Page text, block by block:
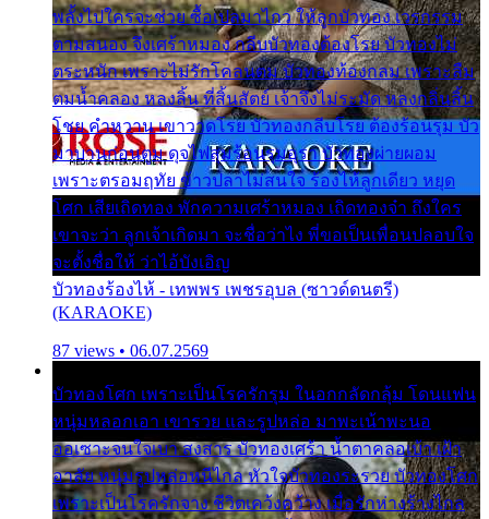
พลั้งไปใครจะช่วย ซื้อเปลมาไกว ให้ลูกบัวทอง เวรกรรม
ตามสนอง จึงเศร้าหมอง กลีบบัวทองต้องโรย บัวทองไม่
ตระหนัก เพราะไม่รักโคลนตม บัวทองท้องกลม เพราะลืม
ตมน้ำคลอง หลงลิ้น ที่สิ้นสัตย์ เจ้าจึงไม่ระมัด หลงกลิ่นลิ้น
โชย คำหวาน เขาวาดโรย บัวทองกลีบโรย ต้องร้อนรุม บัว
มาบานก่อนตูม ดุจไฟสุมร้อนรุมอุรา บัวทองผ่ายผอม
เพราะตรอมฤทัย ข้าวปลาไม่สนใจ ร้องไห้ลูกเดียว หยุด
โศก เสียเถิดทอง พักความเศร้าหมอง เถิดทองจ๋า ถึงใคร
เขาจะว่า ลูกเจ้าเกิดมา จะชื่อว่าไง พี่ขอเป็นเพื่อนปลอบใจ
จะตั้งชื่อให้ ว่าไอ้บังเอิญ
บัวทองร้องไห้ - เทพพร เพชรอุบล (ซาวด์ดนตรี)
(KARAOKE)
87 views • 06.07.2569
บัวทองโศก เพราะเป็นโรครักรุม ในอกกลัดกลุ้ม โดนแฟน
หนุ่มหลอกเอา เขารวย และรูปหล่อ มาพะเน้าพะนอ
ออเซาะจนใจเบา สงสาร บัวทองเศร้า น้ำตาคลอเบ้า เฝ้า
อาลัย หนุ่มรูปหล่อหนีไกล หัวใจบัวทองระรวย บัวทองโศก
เพราะเป็นโรครักจาง ชีวิตเคว้งคว้าง เมื่อรักห่างร้างไกล